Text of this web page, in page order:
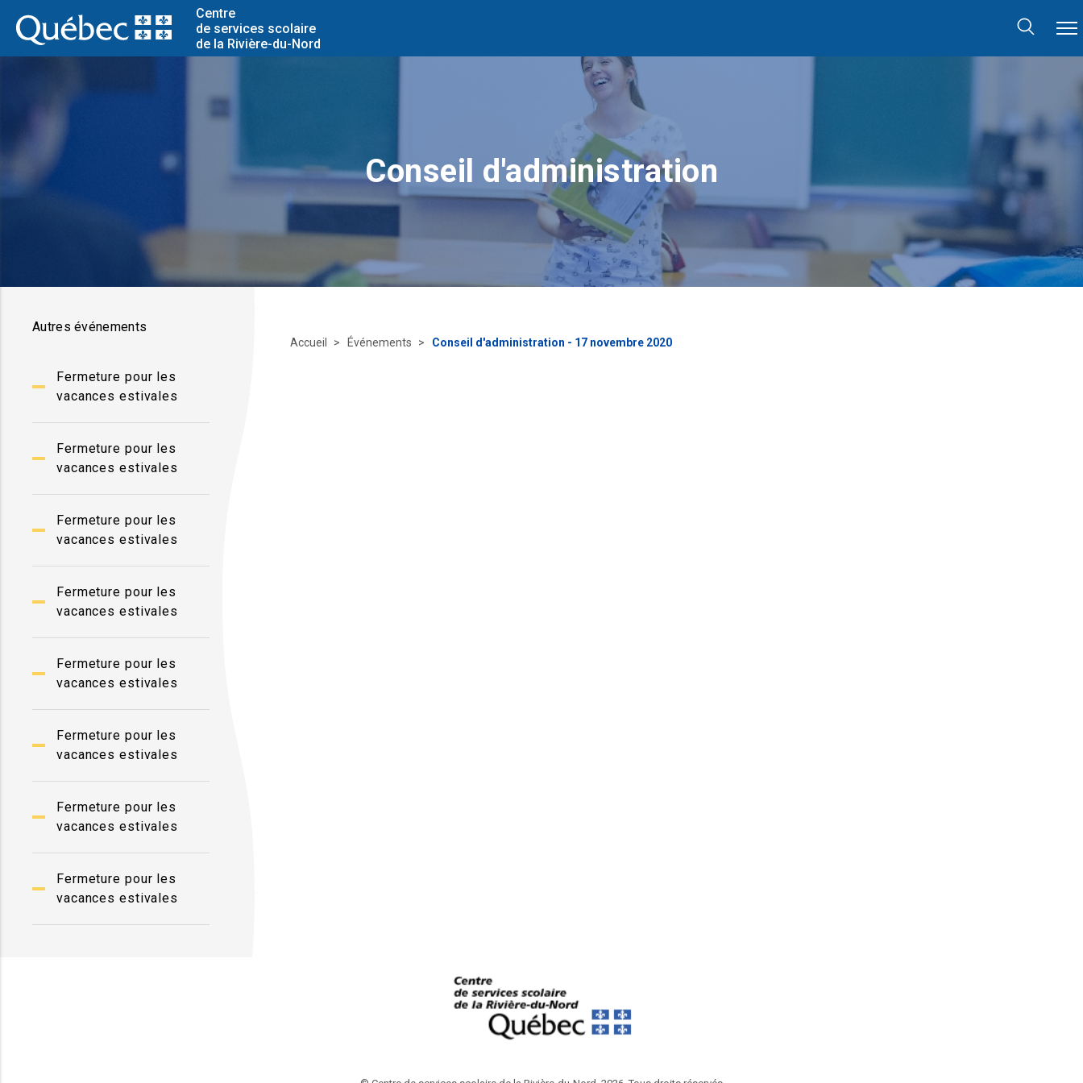
Centre
de services scolaire
de la Rivière-du-Nord
Conseil d'administration
Autres événements
Fermeture pour les
vacances estivales
Fermeture pour les
vacances estivales
Fermeture pour les
vacances estivales
Fermeture pour les
vacances estivales
Fermeture pour les
vacances estivales
Fermeture pour les
vacances estivales
Fermeture pour les
vacances estivales
Fermeture pour les
vacances estivales
Accueil Événements Conseil d'administration - 17 novembre 2020